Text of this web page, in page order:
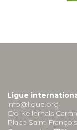
Ligue
info@ligue.org
C/o Kellerhals
Place Saint-François